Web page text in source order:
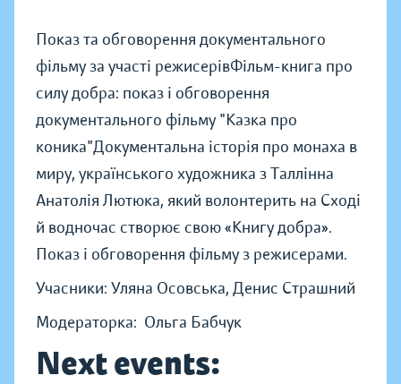
Показ та обговорення документального
фільму за участі режисерівФільм-книга про
силу добра: показ і обговорення
документального фільму "Казка про
коника"Документальна історія про монаха в
миру, українського художника з Таллінна
Анатолія Лютюка, який волонтерить на Сході
й водночас створює свою «Книгу добра».
Показ і обговорення фільму з режисерами.
Учасники: Уляна Осовська, Денис Страшний
Модераторка: Ольга Бабчук
Next events: